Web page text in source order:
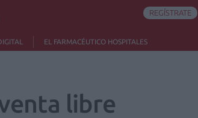
EL FARMACÉUTICO HOSPITALES
REGÍSTRATE
libre